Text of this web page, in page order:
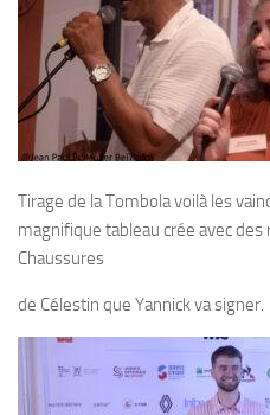
Tirage de la Tombola voilà les
magnifique tableau crée avec
Chaussures
de Célestin que Yannick va signer.